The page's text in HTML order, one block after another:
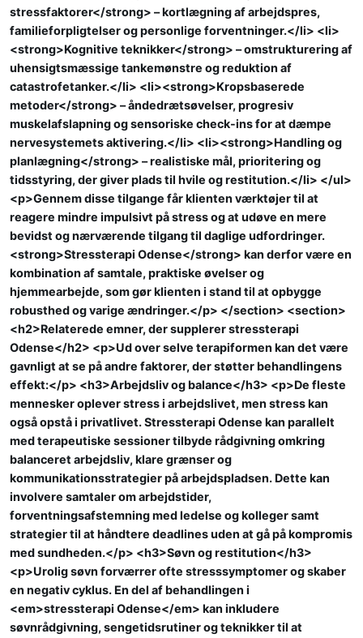
stressfaktorer</strong> – kortlægning af arbejdspres,
familieforpligtelser og personlige forventninger.</li> <li>
<strong>Kognitive teknikker</strong> – omstrukturering af
uhensigtsmæssige tankemønstre og reduktion af
catastrofetanker.</li> <li><strong>Kropsbaserede
metoder</strong> – åndedrætsøvelser, progresiv
muskelafslapning og sensoriske check-ins for at dæmpe
nervesystemets aktivering.</li> <li><strong>Handling og
planlægning</strong> – realistiske mål, prioritering og
tidsstyring, der giver plads til hvile og restitution.</li> </ul>
<p>Gennem disse tilgange får klienten værktøjer til at
reagere mindre impulsivt på stress og at udøve en mere
bevidst og nærværende tilgang til daglige udfordringer.
<strong>Stressterapi Odense</strong> kan derfor være en
kombination af samtale, praktiske øvelser og
hjemmearbejde, som gør klienten i stand til at opbygge
robusthed og varige ændringer.</p> </section> <section>
<h2>Relaterede emner, der supplerer stressterapi
Odense</h2> <p>Ud over selve terapiformen kan det være
gavnligt at se på andre faktorer, der støtter behandlingens
effekt:</p> <h3>Arbejdsliv og balance</h3> <p>De fleste
mennesker oplever stress i arbejdslivet, men stress kan
også opstå i privatlivet. Stressterapi Odense kan parallelt
med terapeutiske sessioner tilbyde rådgivning omkring
balanceret arbejdsliv, klare grænser og
kommunikationsstrategier på arbejdspladsen. Dette kan
involvere samtaler om arbejdstider,
forventningsafstemning med ledelse og kolleger samt
strategier til at håndtere deadlines uden at gå på kompromis
med sundheden.</p> <h3>Søvn og restitution</h3>
<p>Urolig søvn forværrer ofte stresssymptomer og skaber
en negativ cyklus. En del af behandlingen i
<em>stressterapi Odense</em> kan inkludere
søvnrådgivning, sengetidsrutiner og teknikker til at